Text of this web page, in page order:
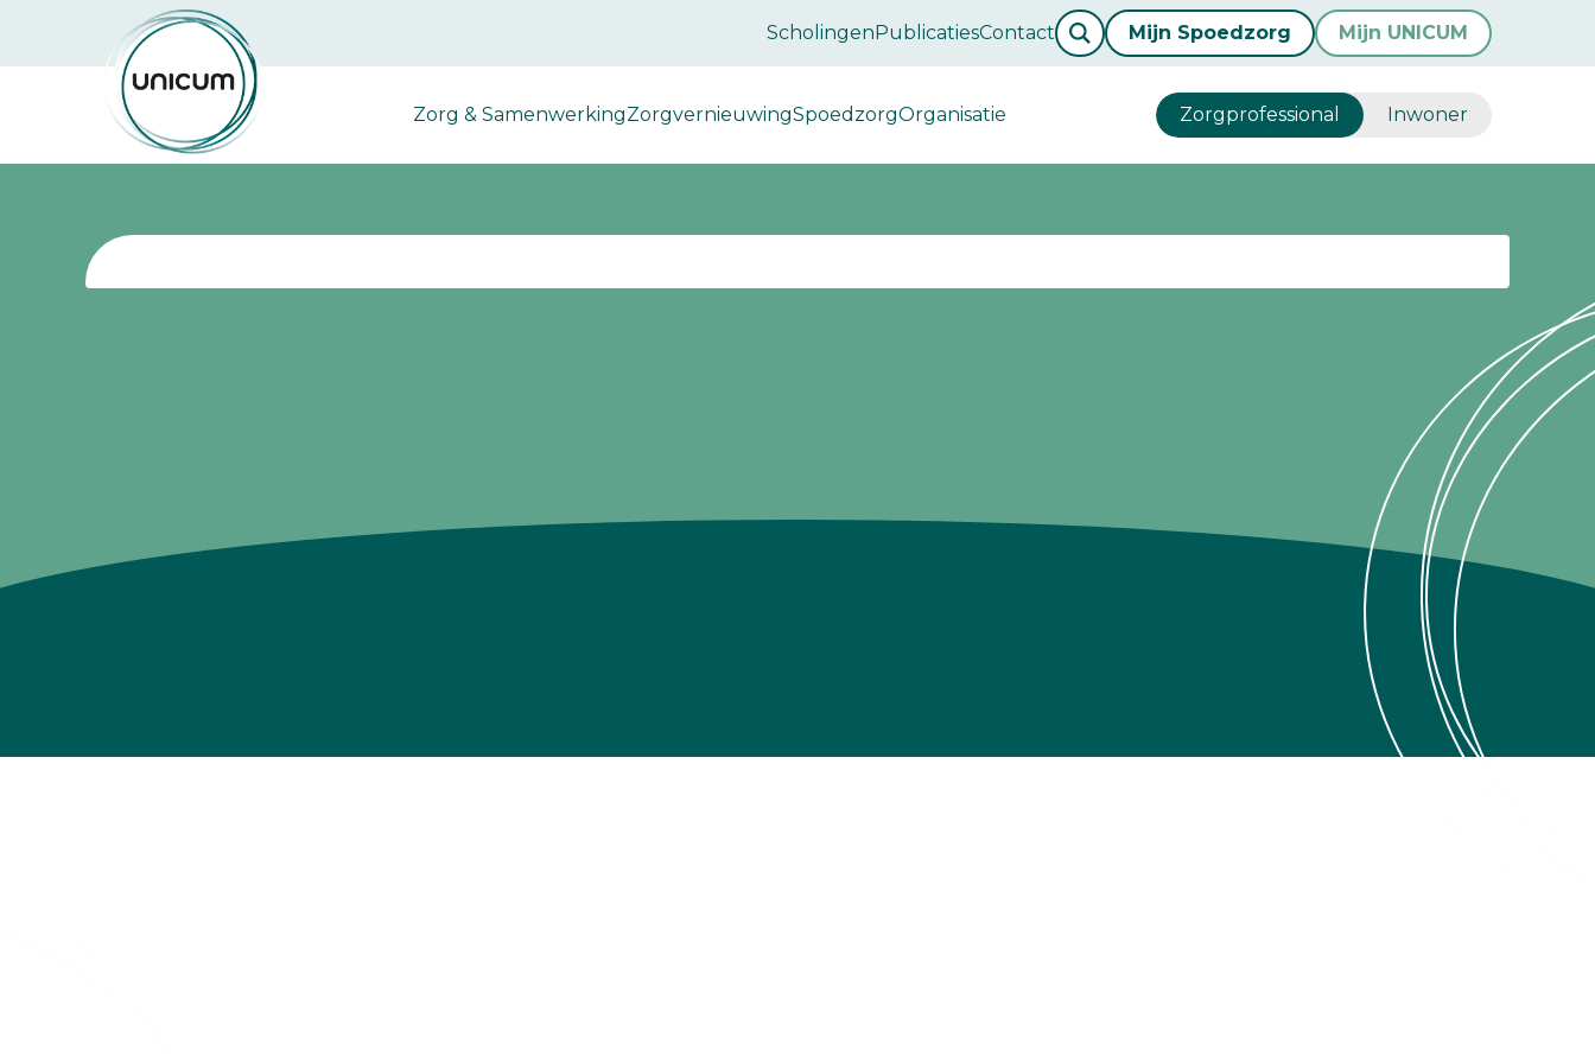
ScholingenPublicatiesContact Mijn Spoedzorg Mijn UNICUM
Zorg & SamenwerkingZorgvernieuwingSpoedzorgOrganisatie Zorgprofessional Inwoner